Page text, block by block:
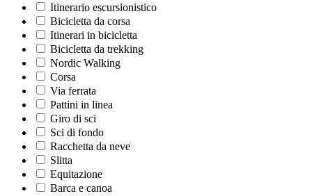
Itinerario escursionistico
Bicicletta da corsa
Itinerari in bicicletta
Bicicletta da trekking
Nordic Walking
Corsa
Via ferrata
Pattini in linea
Giro di sci
Sci di fondo
Racchetta da neve
Slitta
Equitazione
Barca e canoa